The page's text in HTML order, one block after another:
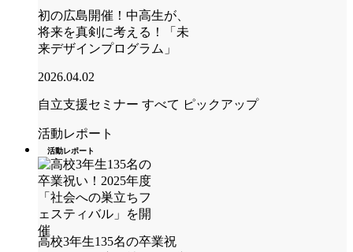
初の広島開催！中高生が、
将来を真剣に考える！「未
来デザインプログラム」
2026.04.02
自立支援セミナー すべて ピックアップ
活動レポート
活動レポート
高校3年生135名の卒業祝